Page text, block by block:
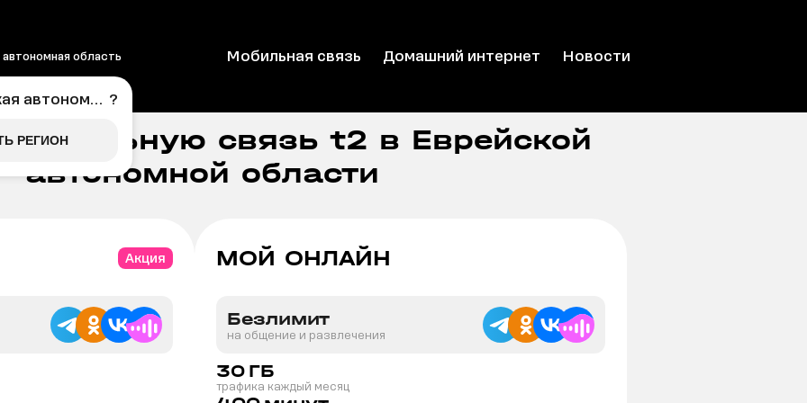
автономная область Мобильная связь Домашний интернет Новости
связь t2 в Еврейской
автономной области
Акция МОЙ ОНЛАЙН
Безлимит
на общение и развлечения
30 ГБ
трафика каждый месяц
область ?
РЕГИОН